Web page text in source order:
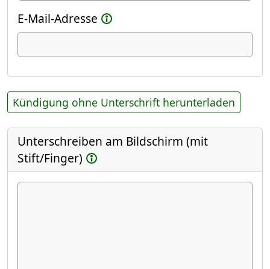
E-Mail-Adresse
Kündigung ohne Unterschrift herunterladen
Unterschreiben am Bildschirm (mit
Stift/Finger)